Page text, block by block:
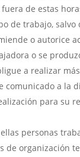
de estas
de trabajo, salvo
o autorice
o se
a realizar
comunicado a la
para su
personas
de organización